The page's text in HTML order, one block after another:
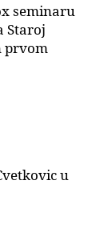
seminaru
Staroj
prvom
u